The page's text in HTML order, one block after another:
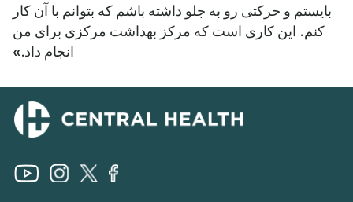
بایستم و حرکتی رو به جلو داشته باشم که بتوانم با آن کار
کنم. این کاری است که مرکز بهداشت مرکزی برای من
انجام داد.»